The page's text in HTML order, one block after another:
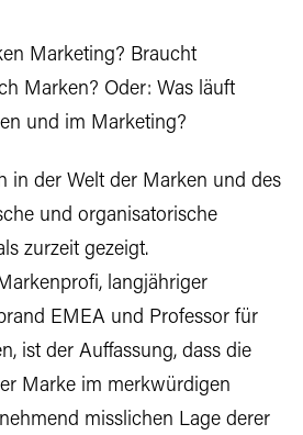
Marketing? Braucht
Marken? Oder: Was läuft
und im Marketing?
in der Welt der Marken und des
und organisatorische
zurzeit gezeigt.
langjähriger
EMEA und Professor für
ist der Auffassung, dass die
Marke im merkwürdigen
misslichen Lage derer